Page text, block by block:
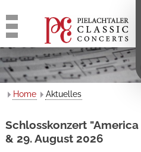
Home Aktuelles
Schlosskonzert
& 29. August 2026